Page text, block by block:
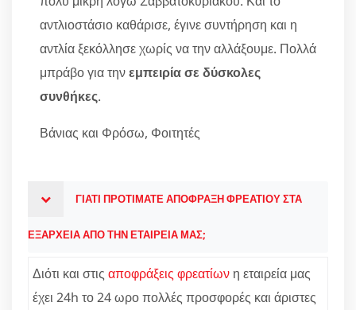
αντλιοστάσιο καθάρισε, έγινε συντήρηση και η
αντλία ξεκόλλησε χωρίς να την αλλάξουμε. Πολλά
μπράβο για τηνεμπειρία σε δύσκολες
συνθήκες.
Βάνιας και Φρόσω, Φοιτητές
ΓΙΑΤΙ ΠΡΟΤΙΜΑΤΕ ΑΠΟΦΡΑΞΗ ΦΡΕΑΤΙΟΥ ΣΤΑ
ΕΞΑΡΧΕΙΑ ΑΠΟ ΤΗΝ ΕΤΑΙΡΕΙΑ ΜΑΣ;
Διότι και στις αποφράξεις φρεατίων η εταιρεία μας
έχει 24h το 24 ωρο πολλές προσφορές και άριστες